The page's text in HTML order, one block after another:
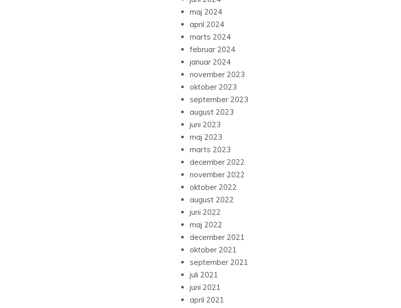
maj 2024
april 2024
marts 2024
februar 2024
januar 2024
november 2023
oktober 2023
september 2023
august 2023
juni 2023
maj 2023
marts 2023
december 2022
november 2022
oktober 2022
august 2022
juni 2022
maj 2022
december 2021
oktober 2021
september 2021
juli 2021
juni 2021
april 2021